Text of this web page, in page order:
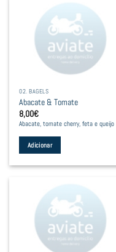
02. BAGELS
Abacate & Tomate
8,00€
Abacate, tomate cherry, feta e queijo
Adicionar